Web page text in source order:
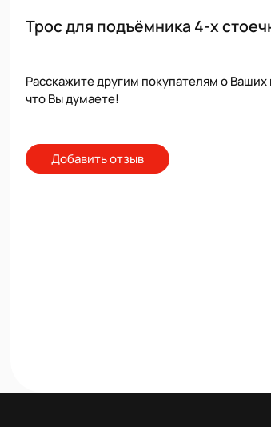
Трос для подъёмника 4-х
Расскажите другим покупателям о
что Вы думаете!
Добавить отзыв